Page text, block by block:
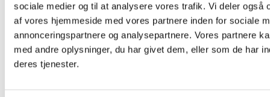
sociale medier og til at analysere vores trafik. Vi deler også
af vores hjemmeside med vores partnere inden for sociale
annonceringspartnere og analysepartnere. Vores partnere
med andre oplysninger, du har givet dem, eller som de har
deres tjenester.